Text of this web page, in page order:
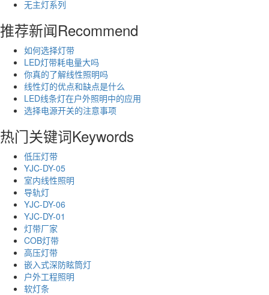
无主灯系列
推荐新闻Recommend
如何选择灯带
LED灯带耗电量大吗
你真的了解线性照明吗
线性灯的优点和缺点是什么
LED线条灯在户外照明中的应用
选择电源开关的注意事项
热门关键词Keywords
低压灯带
YJC-DY-05
室内线性照明
导轨灯
YJC-DY-06
YJC-DY-01
灯带厂家
COB灯带
高压灯带
嵌入式深防眩筒灯
户外工程照明
软灯条